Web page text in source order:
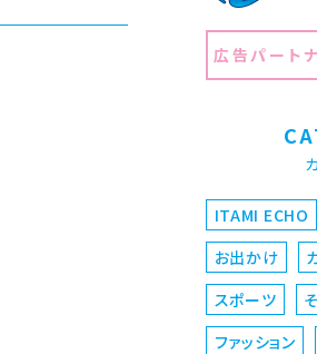
広告パート
ITAMI ECHO
お出かけ
スポーツ
ファッション